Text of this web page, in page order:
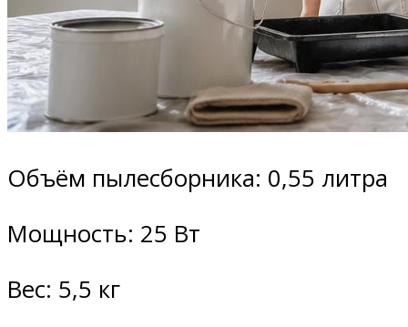
Объём пылесборника: 0,55 литра
Мощность: 25 Вт
Вес: 5,5 кг